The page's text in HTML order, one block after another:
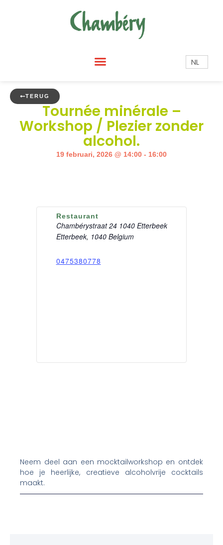
NL
TERUG
Tournée minérale –
Workshop / Plezier zonder
alcohol.
19 februari, 2026 @ 14:00 - 16:00
Restaurant
Chambérystraat 24 1040 Etterbeek
Etterbeek, 1040 Belgium
0475380778
Neem deel aan een mocktailworkshop en ontdek
hoe je heerlijke, creatieve alcoholvrije cocktails
maakt.